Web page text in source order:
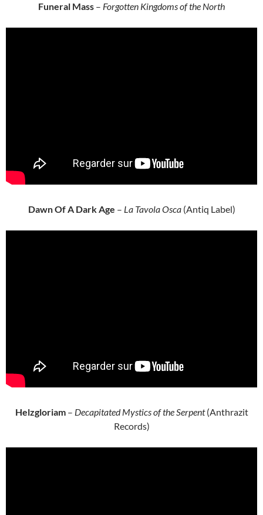
Funeral Mass – Forgotten Kingdoms of the North
Dawn Of A Dark Age – La Tavola Osca (Antiq Label)
Helzgloriam– Decapitated Mystics of the Serpent(Anthrazit
Records)